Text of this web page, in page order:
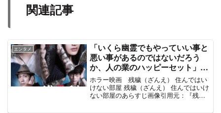
関連記事
エンタメ
「いくら幽霊でもやっていい事と
悪い事があるのではないだろう
か、人の業のハッピーセット」ホ
ラー映画 残穢(ざんえ)住んではい
けない部屋のレビューが話題
ホラー映画 残穢（ざんえ） 住んではい
けない部屋 残穢（ざんえ） 住んではいけ
ない部屋のあらすじ画像引用元：『残